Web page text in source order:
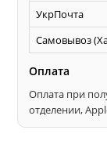
УкрПочта
Самовывоз
Оплата
Оплата при
отделении,